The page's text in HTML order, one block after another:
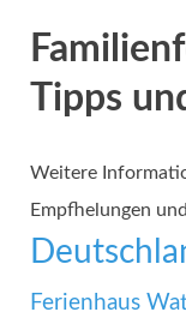
Tipps
Weitere
Empfhelungen
Ferienhaus